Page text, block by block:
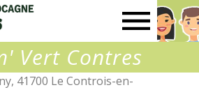
de
Vert Contres
41700 Le Controis-en-